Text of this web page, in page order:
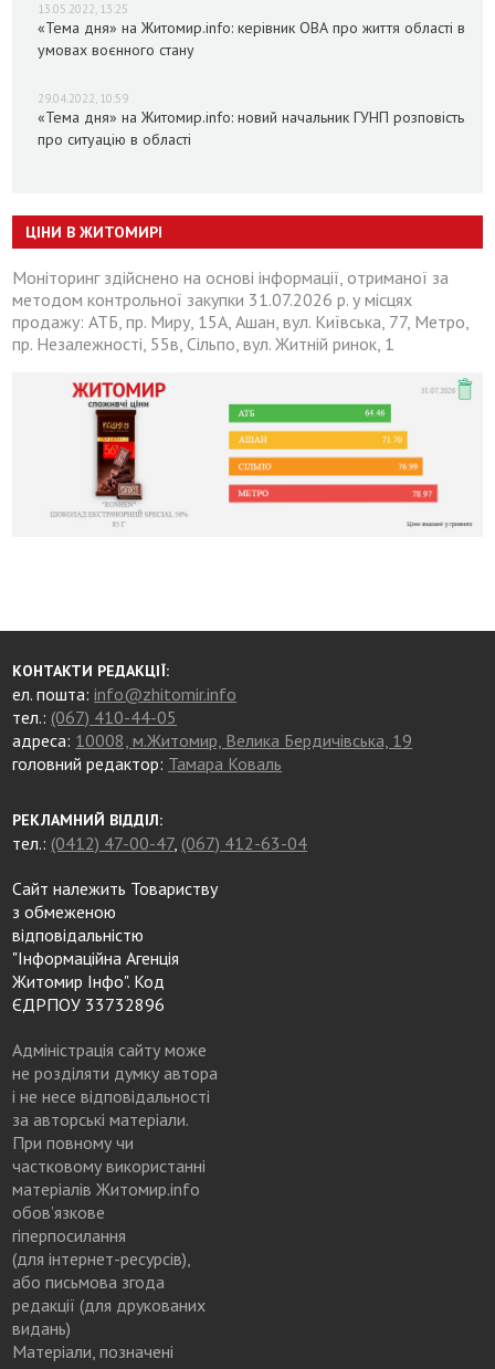
13.05.2022, 13:25
«Тема дня» на Житомир.info: керівник ОВА про життя області в
умовах воєнного стану
29.04.2022, 10:59
«Тема дня» на Житомир.info: новий начальник ГУНП розповість
про ситуацію в області
ЦІНИ В ЖИТОМИРІ
Моніторинг здійснено на основі інформації, отриманої за
методом контрольної закупки 31.07.2026 р. у місцях
продажу: АТБ, пр. Миру, 15А, Ашан, вул. Київська, 77, Метро,
пр. Незалежності, 55в, Сільпо, вул. Житній ринок, 1
КОНТАКТИ РЕДАКЦІЇ:
ел. пошта:info@zhitomir.info
тел.: (067) 410-44-05
адреса: 10008, м.Житомир, Велика Бердичівська, 19
головний редактор: Тамара Коваль
РЕКЛАМНИЙ ВІДДІЛ:
тел.: (0412) 47-00-47, (067) 412-63-04
Сайт належить Товариству
з обмеженою
відповідальністю
"Інформаційна Агенція
Житомир Інфо". Код
ЄДРПОУ 33732896
Адміністрація сайту може
не розділяти думку автора
і не несе відповідальності
за авторські матеріали.
При повному чи
частковому використанні
матеріалів Житомир.info
обов’язкове
гіперпосилання
(для інтернет-ресурсів),
або письмова згода
редакції (для друкованих
видань)
Матеріали, позначені